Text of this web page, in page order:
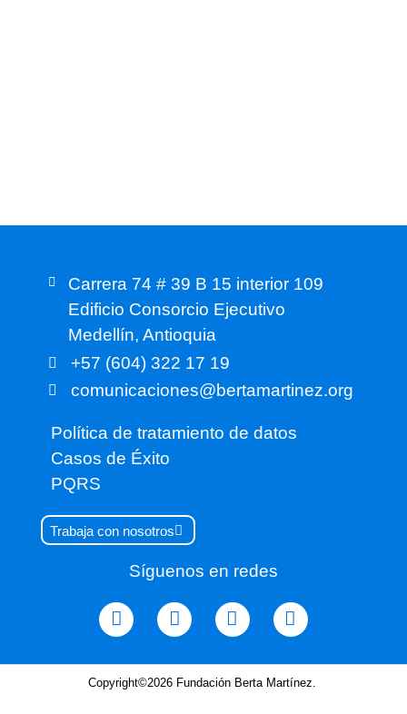
Carrera 74 # 39 B 15 interior 109
Edificio Consorcio Ejecutivo
Medellín, Antioquia
+57 (604) 322 17 19
comunicaciones@bertamartinez.org
Política de tratamiento de datos
Casos de Éxito
PQRS
Trabaja con nosotros
Síguenos en redes
Copyright©2026 Fundación Berta Martínez.